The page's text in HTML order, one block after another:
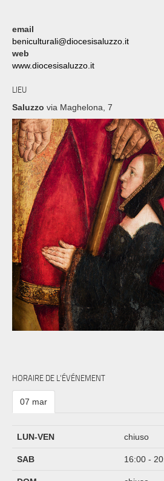
email
beniculturali@diocesisaluzzo.it
web
www.diocesisaluzzo.it
LIEU
Saluzzo via Maghelona, 7
HORAIRE DE L'ÉVÉNEMENT
07 mar
LUN-VEN chiuso
SAB 16:00 -